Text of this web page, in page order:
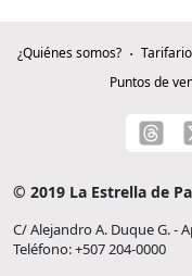
¿Quiénes somos? Tarifario
Puntos de
© 2019 La Estrella de
C/ Alejandro A. Duque G. -
Teléfono: +507 204-0000